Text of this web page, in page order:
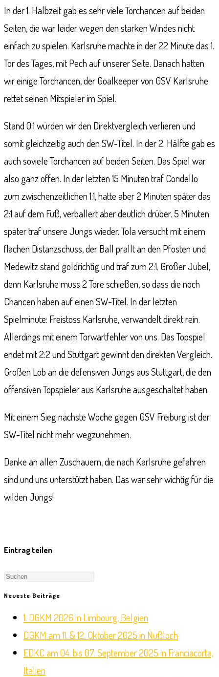
In der 1. Halbzeit gab es sehr viele Torchancen auf beiden
Seiten, die war leider wegen den starken Windes nicht
einfach zu spielen. Karlsruhe machte in der 22 Minute das 1.
Tor des Tages, mit Pech auf unserer Seite. Danach hatten
wir einige Torchancen, der Goalkeeper von GSV Karlsruhe
rettet seinen Mitspieler im Spiel.
Stand 0:1 würden wir den Direktvergleich verlieren und
somit gleichzeitig auch den SW-Titel. In der 2. Hälfte gab es
auch soviele Torchancen auf beiden Seiten. Das Spiel war
also ganz offen. In der letzten 15 Minuten traf Condello
zum zwischenzeitlichen 1:1, hatte aber 2 Minuten später das
2:1 auf dem Fuß, verballert aber deutlich drüber. 5 Minuten
später traf unsere Jungs wieder. Tola versucht mit einem
flachen Distanzschuss, der Ball prallt an den Pfosten und
Medewitz stand goldrichtig und traf zum 2:1. Großer Jubel,
denn Karlsruhe muss 2 Tore schießen, so dass die noch
Chancen haben auf einen SW-Titel. In der letzten
Spielminute: Freistoss Karlsruhe, verwandelt direkt rein.
Allerdings mit einem Torwartfehler von uns. Das Topspiel
endet mit 2:2 und Stuttgart gewinnt den direkten Vergleich.
Großen Lob an die defensiven Jungs aus Stuttgart, die den
offensiven Topspieler aus Karlsruhe ausgeschaltet haben.
Mit einem Sieg nächste Woche gegen GSV Freiburg ist der
SW-Titel nicht mehr wegzunehmen.
Danke an allen Zuschauern, die nach Karlsruhe gefahren
sind und uns unterstützt haben. Das war sehr wichtig für die
wilden Jungs!
Eintrag teilen
search
Neueste Beiträge
1. DGKM 2026 in Limbourg, Belgien
DGKM am 11. & 12. Oktober 2025 in Nußloch
EDKC am 04. bis 07. September 2025 in Franciacorta,
Italien